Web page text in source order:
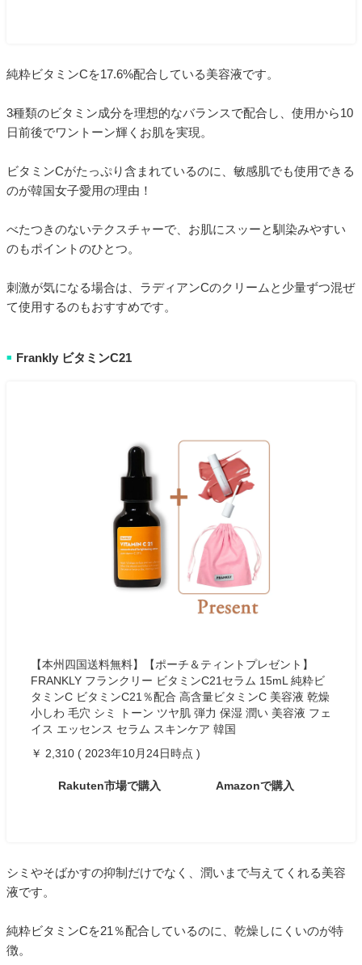
純粋ビタミンCを17.6%配合している美容液です。
3種類のビタミン成分を理想的なバランスで配合し、使用から10
日前後でワントーン輝くお肌を実現。
ビタミンCがたっぷり含まれているのに、敏感肌でも使用できる
のが韓国女子愛用の理由！
べたつきのないテクスチャーで、お肌にスッーと馴染みやすい
のもポイントのひとつ。
刺激が気になる場合は、ラディアンCのクリームと少量ずつ混ぜ
て使用するのもおすすめです。
■ Frankly ビタミンC21
【本州四国送料無料】【ポーチ＆ティントプレゼント】
FRANKLY フランクリー ビタミンC21セラム 15mL 純粋ビ
タミンC ビタミンC21％配合 高含量ビタミンC 美容液 乾燥
小しわ 毛穴 シミ トーン ツヤ肌 弾力 保湿 潤い 美容液 フェ
イス エッセンス セラム スキンケア 韓国
￥ 2,310 ( 2023年10月24日時点 )
Rakuten市場で購入 Amazonで購入
シミやそばかすの抑制だけでなく、潤いまで与えてくれる美容
液です。
純粋ビタミンCを21％配合しているのに、乾燥しにくいのが特
徴。